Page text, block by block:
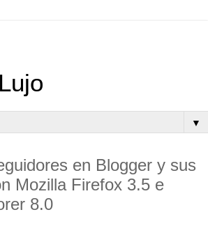
▼
en Blogger y sus
Mozilla Firefox 3.5 e
8.0